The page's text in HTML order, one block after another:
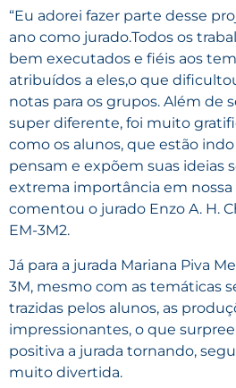
“Eu adorei fazer parte desse
ano como jurado.Todos os
bem executados e fiéis aos
atribuídos a eles,o que
notas para os grupos. Além de
super diferente, foi muito
como os alunos, que estão
pensam e expõem suas ideias
extrema importância em nossa
comentou o jurado Enzo A. H.
EM-3M2.
Já para a jurada Mariana Piva
3M, mesmo com as temáticas
trazidas pelos alunos, as
impressionantes, o que
positiva a jurada tornando,
muito divertida.